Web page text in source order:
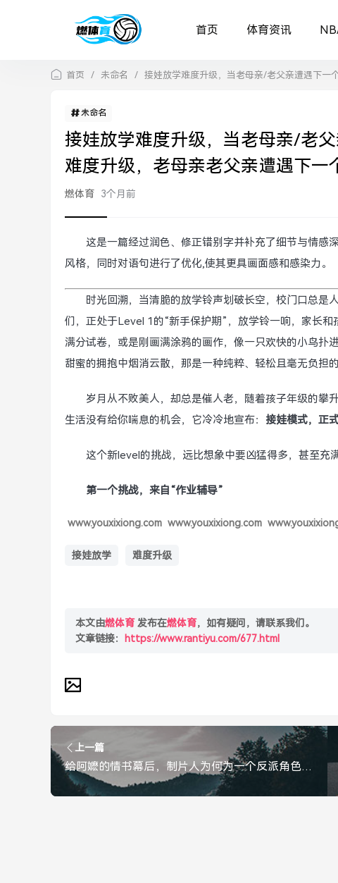
首页 体育资讯
首页 / 未命名 / 接娃放学难度升级，当老母亲/老父亲遭遇下一
未命名
接娃放学难度升级，当老母亲/老
难度升级，老母亲老父亲遭遇下一
燃体育 3个月前
这是一篇经过润色、修正错别字并补充了细节与情感
风格，同时对语句进行了优化,使其更具画面感和感染力。
时光回溯，当清脆的放学铃声划破长空，校门口总是
们，正处于Level 1的“新手保护期”，放学铃一响，家长
满分试卷，或是刚画满涂鸦的画作，像一只欢快的小鸟扑
甜蜜的拥抱中烟消云散，那是一种纯粹、轻松且毫无负担的
岁月从不败美人，却总是催人老，随着孩子年级的攀
生活没有给你喘息的机会，它冷冷地宣布： 接娃模式，正
这个新level的挑战，远比想象中要凶猛得多，甚至充满
第一个挑战，来自“作业辅导”
www.youxixiong.com www.youxixiong.com
接娃放学 难度升级
本文由燃体育发布在燃体育，如有疑问，请联系我们。
文章链接：
https://www.rantiyu.com/677.html
上一篇
给阿嬷的情书幕后，制片人为何为一个反派角色求情？给阿嬷的情书幕后，制片人为何为一个反派角色求情？